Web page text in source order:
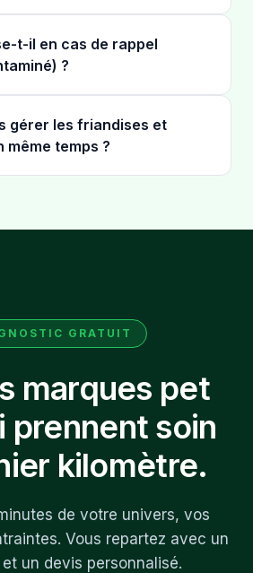
t-il en cas de rappel
?
gérer les friandises et
même temps ?
GRATUIT
marques pet
prennent soin
kilomètre.
de votre univers, vos
Vous repartez avec un
un devis personnalisé.